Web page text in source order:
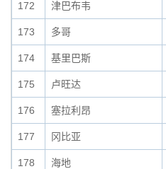
172 津巴布韦
173 多哥
174 基里巴斯
175 卢旺达
176 塞拉利昂
177 冈比亚
178 海地